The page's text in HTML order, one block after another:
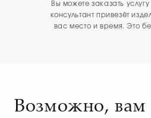
Вы можете заказать
консультант привезёт
вас место и время. Это
Возможно, вам